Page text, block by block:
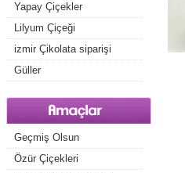
Yapay Çiçekler
Lilyum Çiçeği
izmir Çikolata siparişi
Güller
Geçmiş Olsun
Özür Çiçekleri